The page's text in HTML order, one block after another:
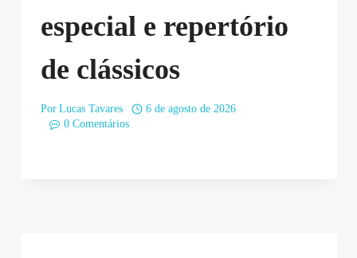
especial e repertório
de clássicos
Por Lucas Tavares
6 de agosto de 2026
0 Comentários